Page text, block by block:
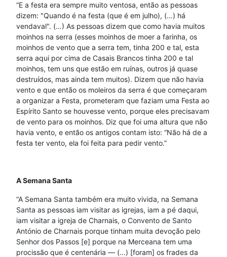
“E a festa era sempre muito ventosa, então as pessoas
dizem: "Quando é na festa (que é em julho), (…) há
vendaval". (…) As pessoas dizem que como havia muitos
moinhos na serra (esses moinhos de moer a farinha, os
moinhos de vento que a serra tem, tinha 200 e tal, esta
serra aqui por cima de Casais Brancos tinha 200 e tal
moinhos, tem uns que estão em ruínas, outros já quase
destruídos, mas ainda tem muitos). Dizem que não havia
vento e que então os moleiros da serra é que começaram
a organizar a Festa, prometeram que faziam uma Festa ao
Espírito Santo se houvesse vento, porque eles precisavam
de vento para os moinhos. Diz que foi uma altura que não
havia vento, e então os antigos contam isto: “Não há de a
festa ter vento, ela foi feita para pedir vento.”
A Semana Santa
“A Semana Santa também era muito vivida, na Semana
Santa as pessoas iam visitar as igrejas, iam a pé daqui,
iam visitar a igreja de Charnais, o Convento de Santo
António de Charnais porque tinham muita devoção pelo
Senhor dos Passos [e] porque na Merceana tem uma
procissão que é centenária — (…) [foram] os frades da